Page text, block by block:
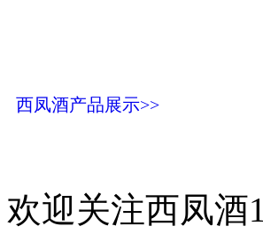
西凤酒产品展示>>
欢迎关注西凤酒